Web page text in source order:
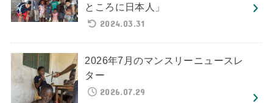
ところに日本人」
2024.03.31
2026年7月のマンスリーニュースレ
ター
2026.07.29